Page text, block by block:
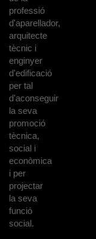
professió
d'aparellador,
arquitecte
tècnic i
enginyer
d'edificació
per tal
d'aconseguir
la seva
promoció
tècnica,
social i
econòmica
i per
projectar
la seva
funció
social.